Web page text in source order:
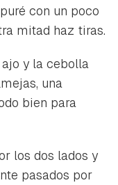
con un poco
mitad haz tiras.
y la cebolla
una
bien para
los dos lados y
pasados por